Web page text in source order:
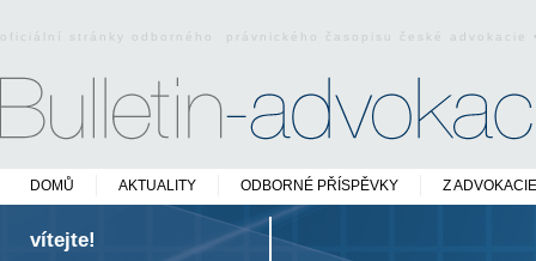
oficiální stránky odborného právnického časopisu české
DOMŮ AKTUALITY ODBORNÉ PŘÍSPĚVKY Z ADVOKACIE
vítejte!